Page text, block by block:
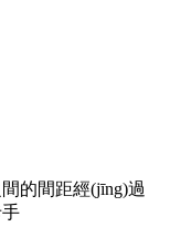
的間距經(jīng)過